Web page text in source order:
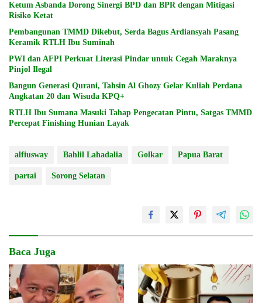
Ketum Asbanda Dorong Sinergi BPD dan BPR dengan Mitigasi
Risiko Ketat
Pembangunan TMMD Dikebut, Serda Bagus Ardiansyah Pasang
Keramik RTLH Ibu Suminah
PWI dan AFPI Perkuat Literasi Pindar untuk Cegah Maraknya
Pinjol Ilegal
Bangun Generasi Qurani, Tahsin Al Ghozy Gelar Kuliah Perdana
Angkatan 20 dan Wisuda KPQ+
RTLH Ibu Sumana Masuki Tahap Pengecatan Pintu, Satgas TMMD
Percepat Finishing Hunian Layak
alfiusway Bahlil Lahadalia Golkar Papua Barat
partai Sorong Selatan
Baca Juga